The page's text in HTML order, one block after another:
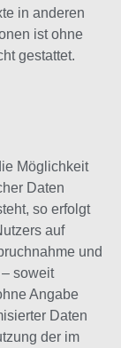
in anderen
ist ohne
gestattet.
Möglichkeit
Daten
so erfolgt
auf
und
soweit
Angabe
Daten
der im